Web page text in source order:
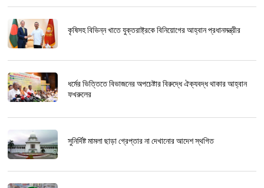
কৃষিসহ বিভিন্ন খাতে যুক্তরাষ্ট্রকে বিনিয়োগের আহ্বান প্রধানমন্ত্রীর
ধর্মের ভিত্তিতে বিভাজনের অপচেষ্টার বিরুদ্ধে ঐক্যবদ্ধ থাকার আহ্বান
ফখরুলের
সুনির্দিষ্ট মামলা ছাড়া গ্রেপ্তার না দেখানোর আদেশ স্থগিত